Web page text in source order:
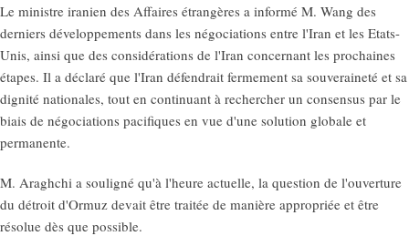
Le ministre iranien des Affaires étrangères a informé M. Wang des
derniers développements dans les négociations entre l'Iran et les Etats-
Unis, ainsi que des considérations de l'Iran concernant les prochaines
étapes. Il a déclaré que l'Iran défendrait fermement sa souveraineté et sa
dignité nationales, tout en continuant à rechercher un consensus par le
biais de négociations pacifiques en vue d'une solution globale et
permanente.
M. Araghchi a souligné qu'à l'heure actuelle, la question de l'ouverture
du détroit d'Ormuz devait être traitée de manière appropriée et être
résolue dès que possible.